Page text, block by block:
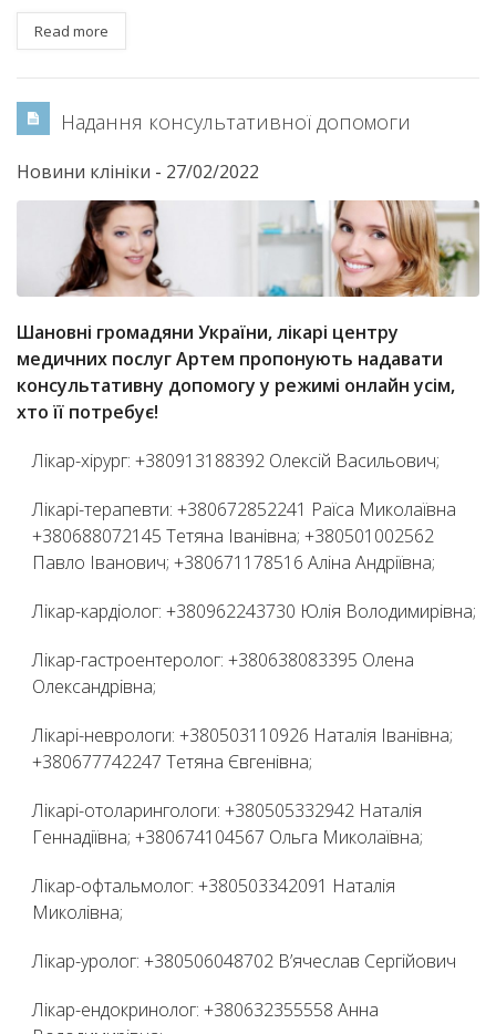
Read more
Надання консультативної допомоги
Новини клініки - 27/02/2022
Шановні громадяни України, лікарі центру
медичних послуг Артем пропонують надавати
консультативну допомогу у режимі онлайн усім,
хто її потребує!
Лікар-хірург: +380913188392 Олексій Васильович;
Лікарі-терапевти: +380672852241 Раїса Миколаївна
+380688072145 Тетяна Іванівна; +380501002562
Павло Іванович; +380671178516 Аліна Андріївна;
Лікар-кардіолог: +380962243730 Юлія Володимирівна;
Лікар-гастроентеролог: +380638083395 Олена
Олександрівна;
Лікарі-неврологи: +380503110926 Наталія Іванівна;
+380677742247 Тетяна Євгенівна;
Лікарі-отоларингологи: +380505332942 Наталія
Геннадіївна; +380674104567 Ольга Миколаївна;
Лікар-офтальмолог: +380503342091 Наталія
Миколівна;
Лікар-уролог: +380506048702 В’ячеслав Сергійович
Лікар-ендокринолог: +380632355558 Анна